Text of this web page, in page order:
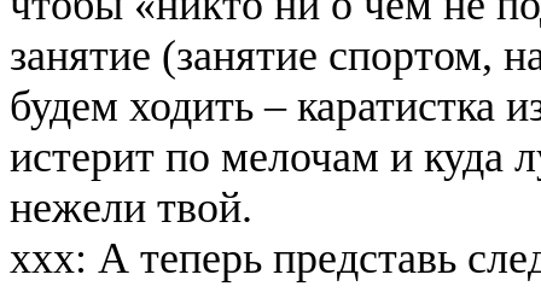
занятие (занятие спортом,
будем ходить –
истерит по мелочам и куда
нежели твой.
ххх: А теперь представь